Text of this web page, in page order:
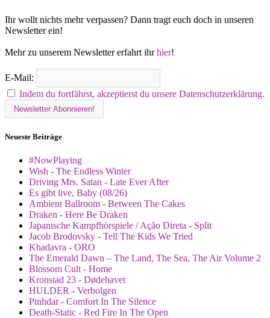
Ihr wollt nichts mehr verpassen? Dann tragt euch doch in unseren
Newsletter ein!
Mehr zu unserem Newsletter erfahrt ihrhier!
E-Mail:
Indem du fortfährst, akzeptierst du unsere Datenschutzerklärung.
Neueste Beiträge
#NowPlaying
Wish - The Endless Winter
Driving Mrs. Satan - Late Ever After
Es gibt live, Baby (08/26)
Ambient Ballroom - Between The Cakes
Draken - Here Be Draken
Japanische Kampfhörspiele / Ação Direta - Split
Jacob Brodovsky - Tell The Kids We Tried
Khadavra - ORO
The Emerald Dawn – The Land, The Sea, The Air Volume 2
Blossom Cult - Home
Kronstad 23 - Dødehavet
HULDER - Verbolgen
Pinhdar - Comfort In The Silence
Death-Static - Red Fire In The Open